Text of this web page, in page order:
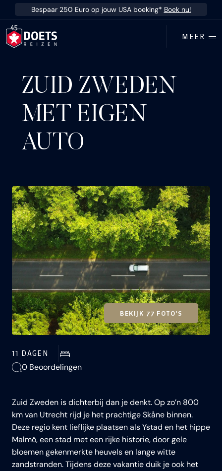
Ga direct naar inhoud
Bespaar 250 Euro op jouw USA boeking* Boek nu!
MEER
ZUID ZWEDEN
MET EIGEN
AUTO
BEKIJK 77 FOTO'S
11 DAGEN
0 Beoordelingen
Zuid Zweden is dichterbij dan je denkt. Op zo’n 800
km van Utrecht rijd je het prachtige Skåne binnen.
Deze regio kent lieflijke plaatsen als Ystad en het hippe
Malmö, een stad met een rijke historie, door gele
bloemen gekenmerkte heuvels en lange witte
zandstranden. Tijdens deze vakantie duik je ook het